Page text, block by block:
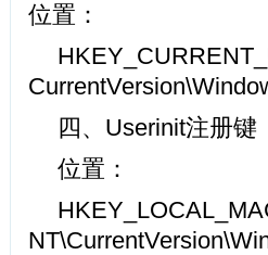
位置：
四、Userinit注册键
位置：